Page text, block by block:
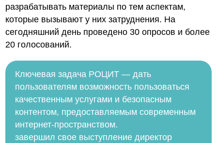
разрабатывать материалы по тем аспектам,
которые вызывают у них затруднения. На
сегодняшний день проведено 30 опросов и более
20 голосований.
Ключевая задача РОЦИТ — дать
пользователям возможность пользоваться
качественным услугами и безопасным
контентом, предоставляемым современным
интернет-пространством.
завершил свое выступление директор